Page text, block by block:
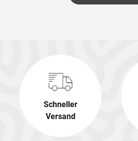
Schneller
Versand